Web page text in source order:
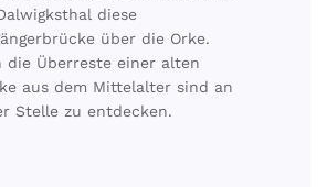
diese
über die Orke.
die Überreste einer alten
aus dem Mittelalter sind an
Stelle zu entdecken.